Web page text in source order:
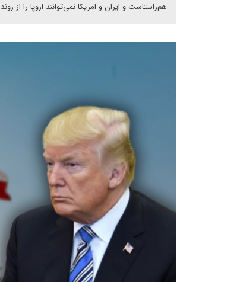
هم‌راستاست و ایران و امریکا نمی‌توانند اروپا را از